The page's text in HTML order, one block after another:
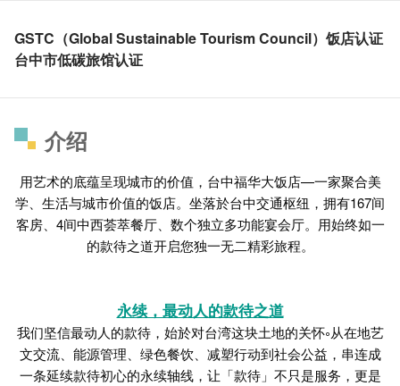
GSTC（Global Sustainable Tourism Council）饭店认证
台中市低碳旅馆认证
介绍
用艺术的底蕴呈现城市的价值，台中福华大饭店—一家聚合美
学、生活与城市价值的饭店。坐落於台中交通枢纽，拥有167间
客房、4间中西荟萃餐厅、数个独立多功能宴会厅。用始终如一
的款待之道开启您独一无二精彩旅程。
永续，最动人的款待之道
我们坚信最动人的款待，始於对台湾这块土地的关怀༚从在地艺
文交流、能源管理、绿色餐饮、减塑行动到社会公益，串连成
一条延续款待初心的永续轴线，让「款待」不只是服务，更是